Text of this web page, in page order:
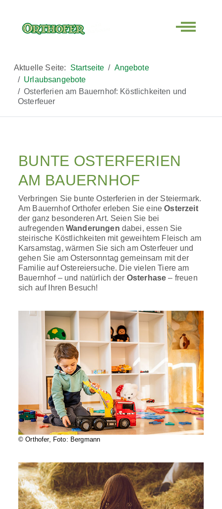
Off-
Aktuelle Seite: Startseite
Angebote
Urlaubsangebote
Osterferien am Bauernhof: Köstlichkeiten und
Osterfeuer
BUNTE OSTERFERIEN
AM BAUERNHOF
Verbringen Sie bunte Osterferien in der Steiermark.
Am Bauernhof Orthofer erleben Sie eineOsterzeit
der ganz besonderen Art. Seien Sie bei
aufregenden Wanderungen dabei, essen Sie
steirische Köstlichkeiten mit geweihtem Fleisch am
Karsamstag, wärmen Sie sich am Osterfeuer und
gehen Sie am Ostersonntag gemeinsam mit der
Familie auf Ostereiersuche. Die vielen Tiere am
Bauernhof – und natürlich der Osterhase – freuen
sich auf Ihren Besuch!
© Orthofer, Foto: Bergmann